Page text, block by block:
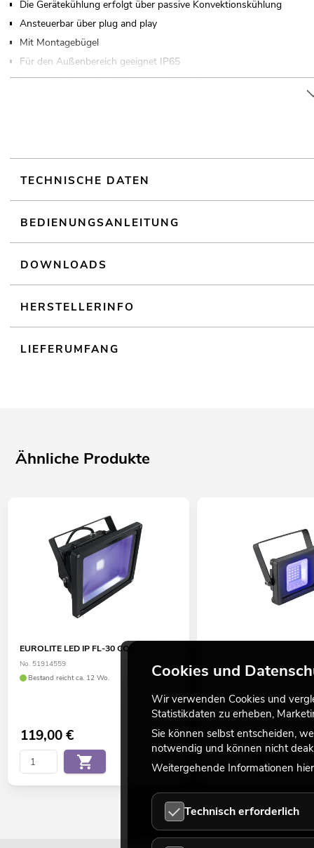
Die Gerätekühlung erfolgt über passive Konvektionskühlung
Ansteuerbar über plug and play
Mit Montagebügel
Für den Außenbereich geeignet IP65
In verschiedenen Ausführungen erhältlich
TECHNISCHE DATEN
BEDIENUNGSANLEITUNG
DOWNLOADS
HERSTELLERINFO
LIEFERUMFANG
Ähnliche Produkte
EUROLITE LED IP FL-30 COB UV
No. 51914559
Bestand reicht ca. 12 Wo.
119,00€
No. 51914917
39,90€
Cookies und
Wir verwenden Cookies und
Statistikdaten zu erheben,
Sie können selbst entscheiden,
notwendig und können nicht
Weitergehende Informationen
Technisch erforderlich